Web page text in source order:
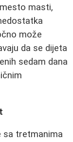
masti,
može
da se dijeta
sedam dana
sa tretmanima